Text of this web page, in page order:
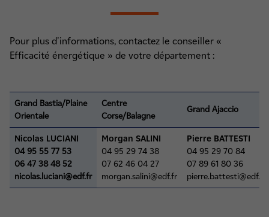
Pour plus d'informations, contactez le conseiller «
Efficacité énergétique » de votre département :
Grand Bastia/Plaine
Orientale
Centre
Corse/Balagne
Grand Ajaccio
Nicolas LUCIANI
04 95 55 77 53
06 47 38 48 52
nicolas.luciani@edf.fr
Morgan SALINI
04 95 29 74 38
07 62 46 04 27
morgan.salini@edf.fr
Pierre BATTESTI
04 95 29 70 84
07 89 61 80 36
pierre.battesti@edf.fr